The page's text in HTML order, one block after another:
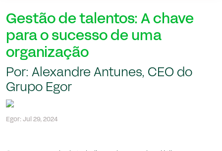
foram implementadas medidas corretivas e
adicionais de segurança. A análise técnica realizada
não identificou, até ao momento, qualquer evidência
de acesso, cópia, destruição, alteração ou utilização
indevida de dados pessoais. Ainda assim, por
transparência, informamos que existiu a
possibilidade técnica de acesso a determinadas
bases de dados de candidatos. Lamentamos o
sucedido e reiteramos o nosso compromisso com a
que nos são confiados.
Gestão de talentos: A chave
para o sucesso de uma
organização
Por: Alexandre Antunes, CEO do
Grupo Egor
Egor: Jul 29, 2024